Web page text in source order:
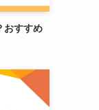
おすすめ